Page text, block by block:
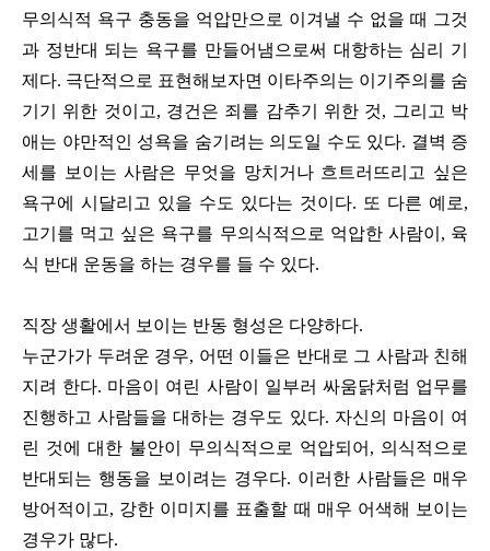
무의식적 욕구 충동을 억압만으로 이겨낼 수 없을 때 그것
과 정반대 되는 욕구를 만들어냄으로써 대항하는 심리 기
제다. 극단적으로 표현해보자면 이타주의는 이기주의를 숨
기기 위한 것이고, 경건은 죄를 감추기 위한 것, 그리고 박
애는 야만적인 성욕을 숨기려는 의도일 수도 있다. 결벽 증
세를 보이는 사람은 무엇을 망치거나 흐트러뜨리고 싶은
욕구에 시달리고 있을 수도 있다는 것이다. 또 다른 예로,
고기를 먹고 싶은 욕구를 무의식적으로 억압한 사람이, 육
식 반대 운동을 하는 경우를 들 수 있다.
직장 생활에서 보이는 반동 형성은 다양하다.
누군가가 두려운 경우, 어떤 이들은 반대로 그 사람과 친해
지려 한다. 마음이 여린 사람이 일부러 싸움닭처럼 업무를
진행하고 사람들을 대하는 경우도 있다. 자신의 마음이 여
린 것에 대한 불안이 무의식적으로 억압되어, 의식적으로
반대되는 행동을 보이려는 경우다. 이러한 사람들은 매우
방어적이고, 강한 이미지를 표출할 때 매우 어색해 보이는
경우가 많다.